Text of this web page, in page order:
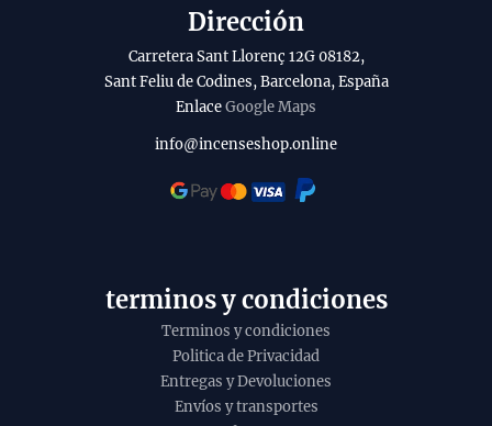
chosen
on
the
product
Dirección
Carretera Sant Llorenç 12G 08182,
Sant Feliu de Codines, Barcelona, España
EnlaceGoogle Maps
info@incenseshop.online
terminos y condiciones
Terminos y condiciones
Politica de Privacidad
Entregas y Devoluciones
Envíos y transportes